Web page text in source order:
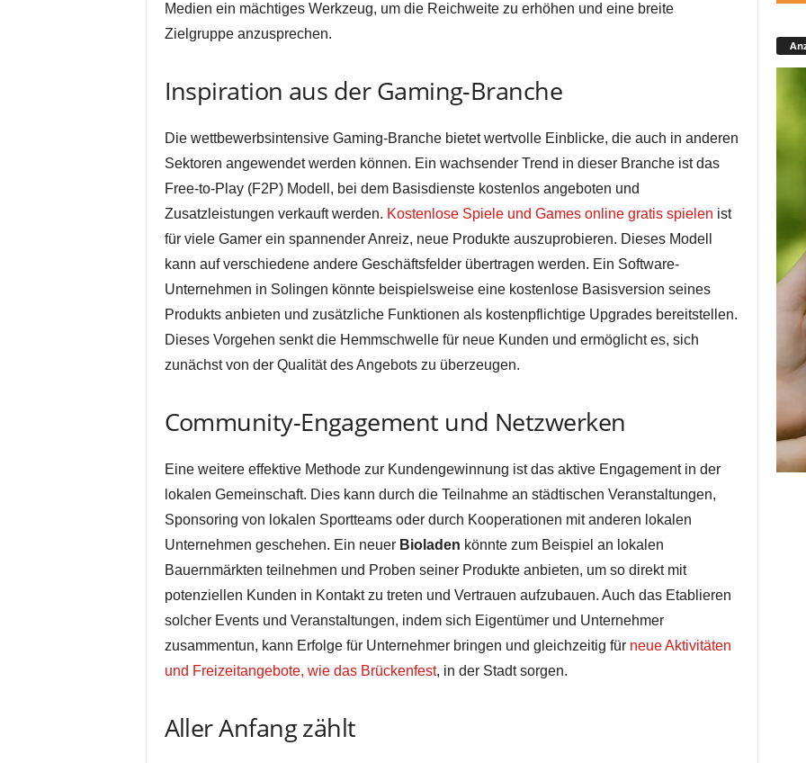
Medien ein mächtiges Werkzeug, um die Reichweite zu erhöhen und eine breite
Zielgruppe anzusprechen.
Inspiration aus der Gaming-Branche
Die wettbewerbsintensive Gaming-Branche bietet wertvolle Einblicke, die auch in anderen
Sektoren angewendet werden können. Ein wachsender Trend in dieser Branche ist das
Free-to-Play (F2P) Modell, bei dem Basisdienste kostenlos angeboten und
Zusatzleistungen verkauft werden. Kostenlose Spiele und Games online gratis spielen ist
für viele Gamer ein spannender Anreiz, neue Produkte auszuprobieren. Dieses Modell
kann auf verschiedene andere Geschäftsfelder übertragen werden. Ein Software-
Unternehmen in Solingen könnte beispielsweise eine kostenlose Basisversion seines
Produkts anbieten und zusätzliche Funktionen als kostenpflichtige Upgrades bereitstellen.
Dieses Vorgehen senkt die Hemmschwelle für neue Kunden und ermöglicht es, sich
zunächst von der Qualität des Angebots zu überzeugen.
Community-Engagement und Netzwerken
Eine weitere effektive Methode zur Kundengewinnung ist das aktive Engagement in der
lokalen Gemeinschaft. Dies kann durch die Teilnahme an städtischen Veranstaltungen,
Sponsoring von lokalen Sportteams oder durch Kooperationen mit anderen lokalen
Unternehmen geschehen. Ein neuer Bioladen könnte zum Beispiel an lokalen
Bauernmärkten teilnehmen und Proben seiner Produkte anbieten, um so direkt mit
potenziellen Kunden in Kontakt zu treten und Vertrauen aufzubauen. Auch das Etablieren
solcher Events und Veranstaltungen, indem sich Eigentümer und Unternehmer
zusammentun, kann Erfolge für Unternehmer bringen und gleichzeitig für neue Aktivitäten
und Freizeitangebote, wie das Brückenfest, in der Stadt sorgen.
Aller Anfang zählt